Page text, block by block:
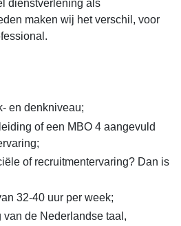
dienstverlening als
maken wij het verschil, voor
en denkniveau;
of een MBO 4 aangevuld
of recruitmentervaring? Dan is
32-40 uur per week;
de Nederlandse taal,